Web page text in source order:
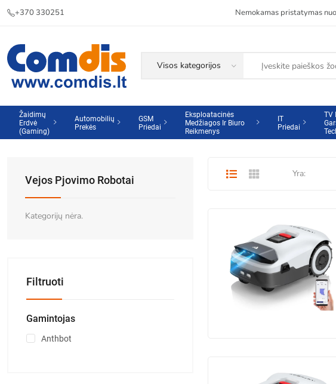
+370 330251 Nemokamas pristatymas
Žaidimų
Erdvė
(Gaming)
Automobilių
Prekės
GSM
Priedai
Eksploatacinės
Medžiagos Ir Biuro
Reikmenys
IT
Priedai
TV
Yra:
Vejos Pjovimo Robotai
Kategorijų nėra.
Filtruoti
Gamintojas
Anthbot